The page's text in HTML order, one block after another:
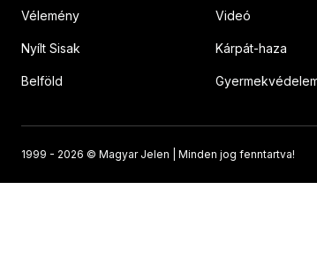
Vélemény
Nyílt Sisak
Belföld
Videó
Kárpát-haza
1999 - 2026 © Magyar Jelen | Minden jog fenntartva!